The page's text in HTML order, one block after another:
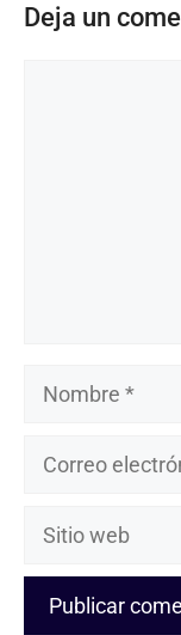
Deja un
Nombre
Sitio